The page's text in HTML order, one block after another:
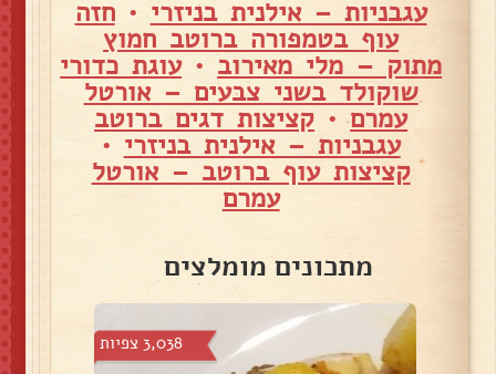
עגבניות – אילנית בניזרי •חזה
עוף בטמפורה ברוטב חמוץ
מתוק – מלי מאירוב•עוגת כדורי
שוקולד בשני צבעים – אורטל
עמרם• קציצות דגים ברוטב
עגבניות – אילנית בניזרי •
קציצות עוף ברוטב – אורטל
עמרם
מתכונים מומלצים
3,038 צפיות